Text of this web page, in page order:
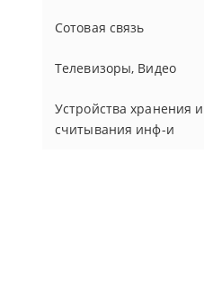
Сотовая связь
Телевизоры, Видео
Устройства хранения и
считывания инф-и